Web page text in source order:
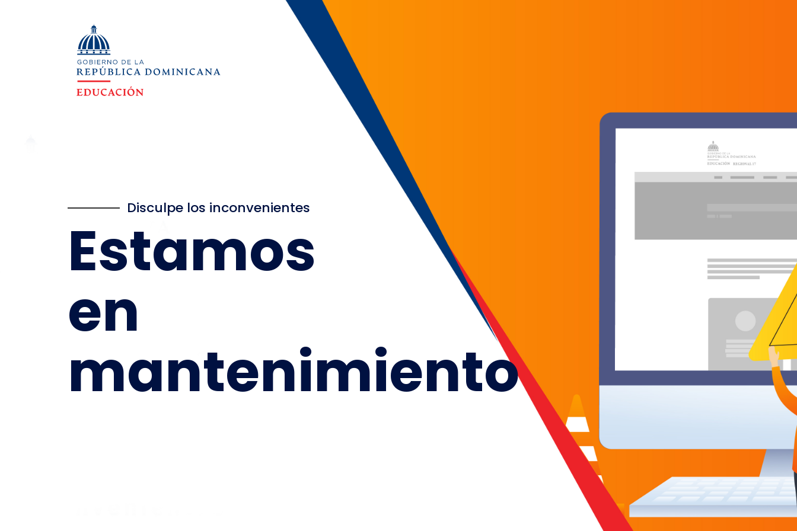
Disculpe los inconvenientes
Estamos
en
mantenimiento